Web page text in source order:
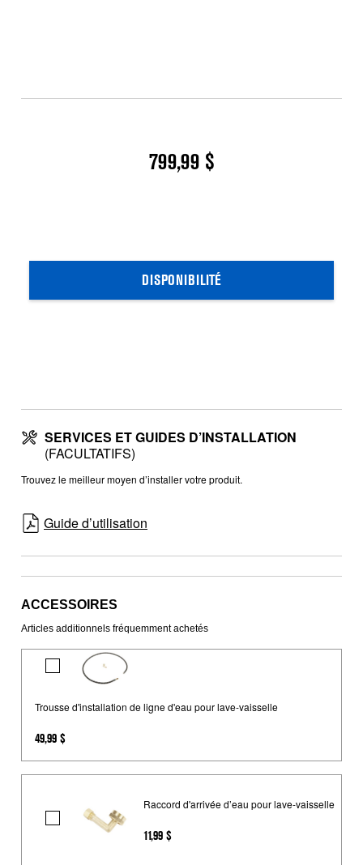
799,99 $
DISPONIBILITÉ
SERVICES ET GUIDES D’INSTALLATION
(FACULTATIFS)
Trouvez le meilleur moyen d’installer votre produit.
Guide d’utilisation
ACCESSOIRES
Articles additionnels fréquemment achetés
Trousse
d'installation
de
d'eau
pour
Trousse d'installation de ligne d'eau pour lave-vaisselle
49,99 $
Raccord
d'arrivée
Raccord d'arrivée d’eau pour lave-vaisselle
11,99 $